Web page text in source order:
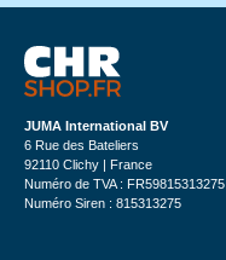
JUMA International BV
6 Rue des Bateliers
92110 Clichy | France
Numéro de TVA : FR59815313275
Numéro Siren : 815313275